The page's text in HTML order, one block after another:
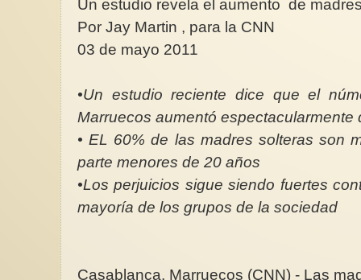
Un estudio revela el aumento de
Por Jay Martin , para la CNN
03 de mayo 2011
•Un estudio reciente dice que el
Marruecos aumentó
• EL 60% de las madres solteras son
parte menores de 20 años
•Los perjuicios sigue siendo fuertes
mayoría de los grupos de la sociedad
Casablanca, Marruecos (CNN) - Las
¿Por qué hablar del
pacifista
derechos...